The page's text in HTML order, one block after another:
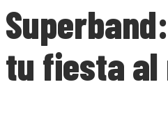
tu fiesta al